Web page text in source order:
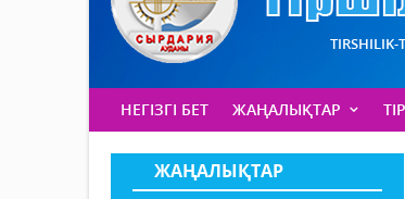
НЕГІЗГІ БЕТ ЖАҢАЛЫҚТАР
ЖАҢАЛЫҚТАР